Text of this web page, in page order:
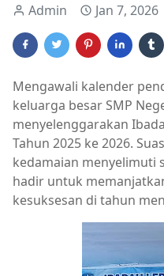
Admin Jan 7, 2026
Mengawali kalender
keluarga besar SMP
menyelenggarakan
Tahun 2025 ke 2026.
kedamaian menyelimuti
hadir untuk
kesuksesan di tahun